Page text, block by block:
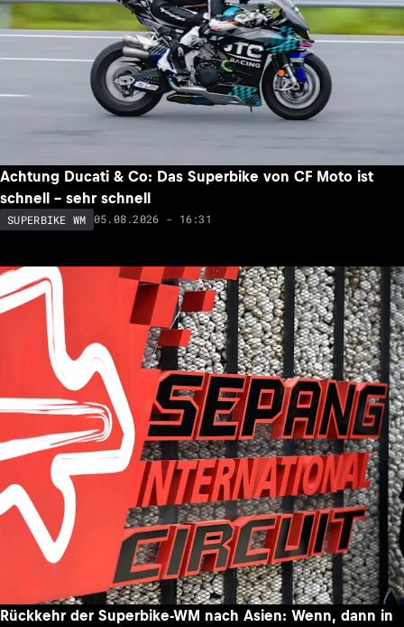
Achtung Ducati & Co: Das Superbike von CF Moto ist
schnell – sehr schnell
SUPERBIKE WM 05.08.2026 - 16:31
Rückkehr der Superbike-WM nach Asien: Wenn, dann in